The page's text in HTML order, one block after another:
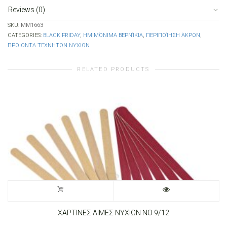
Reviews (0)
SKU: MM1663
CATEGORIES: BLACK FRIDAY, ΗΜΙΜΌΝΙΜΑ ΒΕΡΝΊΚΙΑ, ΠΕΡΙΠΟΊΗΣΗ ΆΚΡΩΝ,
ΠΡΟΙΟΝΤΑ ΤΕΧΝΗΤΩΝ ΝΥΧΙΩΝ
RELATED PRODUCTS
ΧΑΡΤΙΝΕΣ ΛΙΜΕΣ ΝΥΧΙΩΝ ΝΟ 9/12